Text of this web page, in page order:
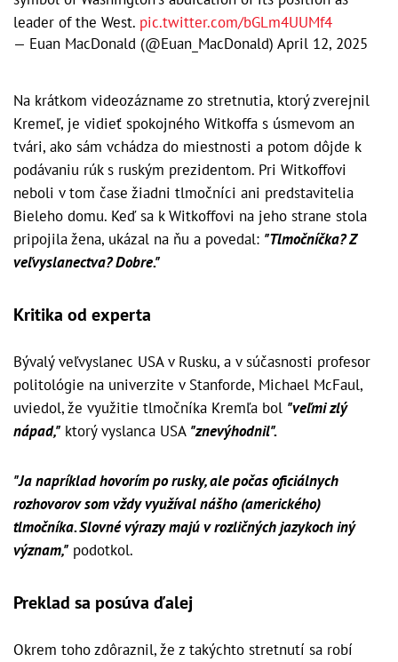
leader of the West. pic.twitter.com/bGLm4UUMf4
— Euan MacDonald (@Euan_MacDonald) April 12, 2025
Na krátkom videozázname zo stretnutia, ktorý zverejnil
Kremeľ, je vidieť spokojného Witkoffa s úsmevom an
tvári, ako sám vchádza do miestnosti a potom dôjde k
podávaniu rúk s ruským prezidentom. Pri Witkoffovi
neboli v tom čase žiadni tlmočníci ani predstavitelia
Bieleho domu. Keď sa k Witkoffovi na jeho strane stola
pripojila žena, ukázal na ňu a povedal: "Tlmočníčka? Z
veľvyslanectva? Dobre."
Kritika od experta
Bývalý veľvyslanec USA v Rusku, a v súčasnosti profesor
politológie na univerzite v Stanforde, Michael McFaul,
uviedol, že využitie tlmočníka Kremľa bol "veľmi zlý
nápad," ktorý vyslanca USA "znevýhodnil".
"Ja napríklad hovorím po rusky, ale počas oficiálnych
rozhovorov som vždy využíval nášho (amerického)
tlmočníka. Slovné výrazy majú v rozličných jazykoch iný
význam," podotkol.
Preklad sa posúva ďalej
Okrem toho zdôraznil, že z takýchto stretnutí sa robí